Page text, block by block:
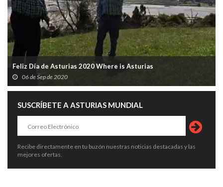
Feliz Día de Asturias 2020 Where is Asturias
06 de Sep de 2020
SUSCRÍBETE A ASTURIAS MUNDIAL
Recibe directamente en tu buzón nuestras noticias destacadas y las
mejores ofertas.